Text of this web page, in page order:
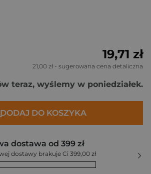
19,71 zł
21,00 zł - sugerowana cena detaliczna
teraz, wyślemy w poniedziałek.
DODAJ DO KOSZYKA
dostawa od 399 zł
dostawy brakuje Ci 399,00 zł